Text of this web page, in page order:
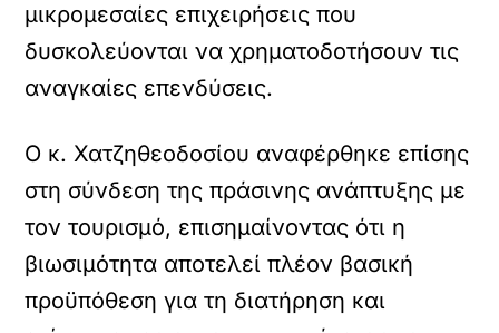
μικρομεσαίες επιχειρήσεις που
δυσκολεύονται να χρηματοδοτήσουν τις
αναγκαίες επενδύσεις.
Ο κ. Χατζηθεοδοσίου αναφέρθηκε επίσης
στη σύνδεση της πράσινης ανάπτυξης με
τον τουρισμό, επισημαίνοντας ότι η
βιωσιμότητα αποτελεί πλέον βασική
προϋπόθεση για τη διατήρηση και